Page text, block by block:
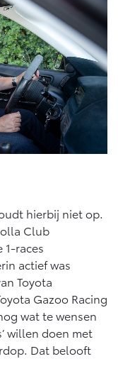
hierbij niet op.
Club
1-races
actief was
Toyota
Gazoo Racing
wat te wensen
willen doen met
Dat belooft